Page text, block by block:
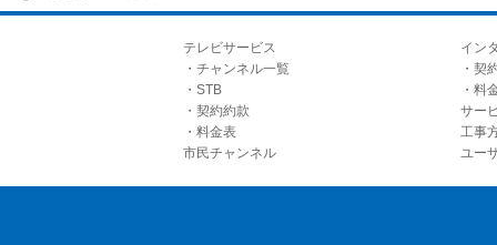
テレビサービス
・チャンネル一覧
・STB
・契約約款
・料金表
市民チャンネル
イン
・契
・料
サー
工事
ユー